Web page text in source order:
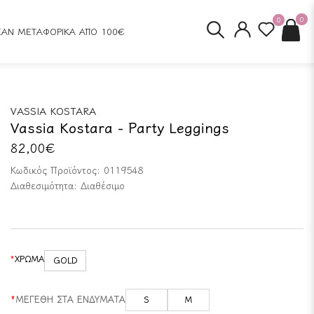
ΜΕΤΑΦΟΡΙΚΑ ΑΠΟ 100€
0 0
VASSIA KOSTARA
Vassia Kostara - Party Leggings
82,00€
Κωδικός Προϊόντος: 0119548
Διαθεσιμότητα: Διαθέσιμο
ΧΡΩΜΑ GOLD
ΜΕΓΕΘΗ ΣΤΑ ΕΝΔΥΜΑΤΑ S M